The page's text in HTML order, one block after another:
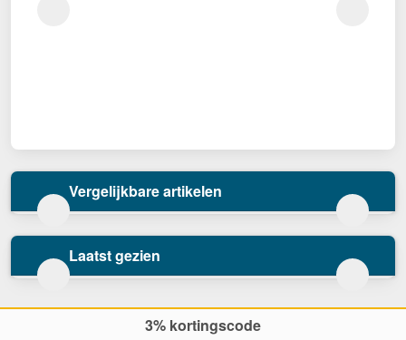
Vergelijkbare artikelen
Laatst gezien
3% kortingscode